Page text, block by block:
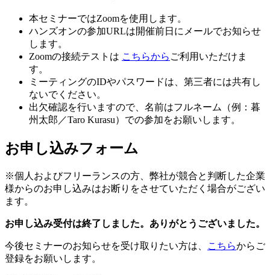
本セミナーではZoomを使用します。
ハンズオンの参加URLは開催前日にメールでお知らせ
します。
Zoomの接続テストは こちらから ご利用いただけま
す。
ミーティングのIDやパスワードは、第三者には共有し
ないでください。
出欠確認を行いますので、名前はフルネーム（例：暮
州太郎／Taro Kurasu）での参加をお願いします。
お申し込みフォーム
※個人およびフリーランスの方、弊社が競合と判断した企業
様からのお申し込みはお断りをさせていただく場合がござい
ます。
お申し込み受付は終了しました。ありがとうございました。
今後セミナーのお知らせを受け取りたい方は、 こちらからご
登録をお願いします。